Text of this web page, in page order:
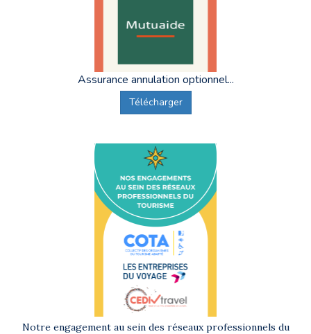
Assurance annulation optionnel...
Télécharger
Notre engagement au sein des réseaux professionnels du